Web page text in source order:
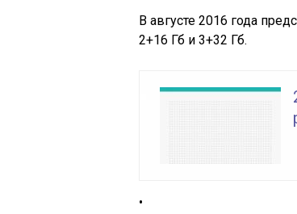
В августе 2016 года
2+16 Гб и 3+32 Гб.
•